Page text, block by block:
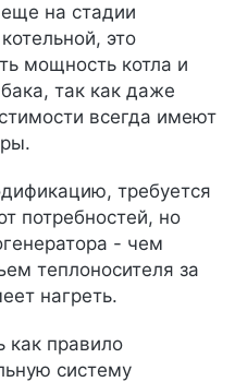
на стадии
это
мощность котла и
так как даже
всегда имеют
требуется
потребностей, но
- чем
теплоносителя за
нагреть.
как правило
систему